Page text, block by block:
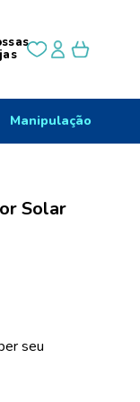
Manipulação
Solar
seu